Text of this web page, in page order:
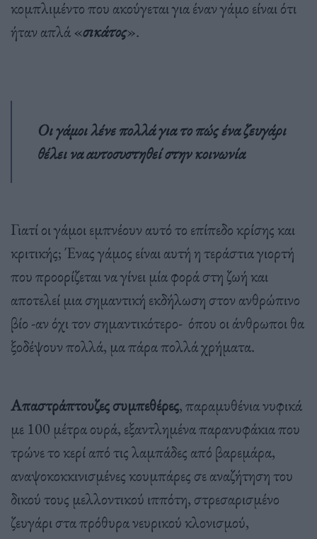
κομπλιμέντο που ακούγεται για έναν γάμο είναι ότι
ήταν απλά «σικάτος».
Οι γάμοι λένε πολλά για το πώς ένα ζευγάρι
θέλει να αυτοσυστηθεί στην κοινωνία
Γιατί οι γάμοι εμπνέουν αυτό το επίπεδο κρίσης και
κριτικής; Ένας γάμος είναι αυτή η τεράστια γιορτή
που προορίζεται να γίνει μία φορά στη ζωή και
αποτελεί μια σημαντική εκδήλωση στον ανθρώπινο
βίο -αν όχι τον σημαντικότερο- όπου οι άνθρωποι θα
ξοδέψουν πολλά, μα πάρα πολλά χρήματα.
Απαστράπτουζες συμπεθέρες, παραμυθένια νυφικά
με 100 μέτρα ουρά, εξαντλημένα παρανυφάκια που
τρώνε το κερί από τις λαμπάδες από βαρεμάρα,
αναψοκοκκινισμένες κουμπάρες σε αναζήτηση του
δικού τους μελλοντικού ιππότη, στρεσαρισμένο
ζευγάρι στα πρόθυρα νευρικού κλονισμού,